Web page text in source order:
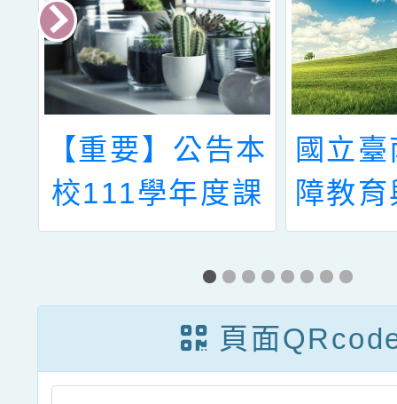
【重要】公告本
校111學年度課
後照顧班錄取名
單更新版
111.08.25
國立
障教
心辦
度聽
班聽
求次
頁面